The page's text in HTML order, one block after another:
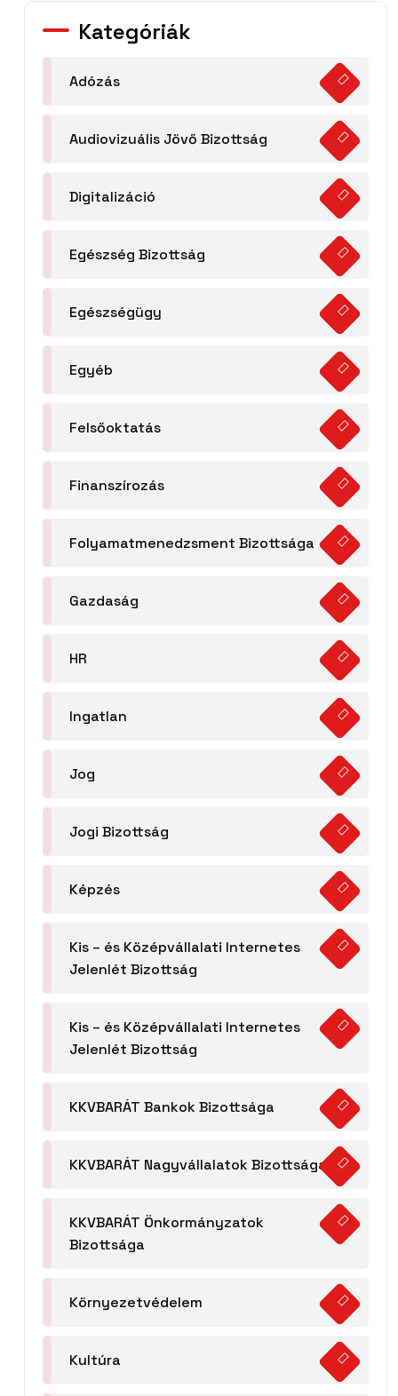
Kategóriák
Adózás
Audiovizuális Jövő Bizottság
Digitalizáció
Egészség Bizottság
Egészségügy
Egyéb
Felsőoktatás
Finanszírozás
Folyamatmenedzsment Bizottsága
Gazdaság
HR
Ingatlan
Jog
Jogi Bizottság
Képzés
Kis – és Középvállalati Internetes
Jelenlét Bizottság
Kis – és Középvállalati Internetes
Jelenlét Bizottság
KKVBARÁT Bankok Bizottsága
KKVBARÁT Nagyvállalatok Bizottsága
KKVBARÁT Önkormányzatok
Bizottsága
Környezetvédelem
Kultúra